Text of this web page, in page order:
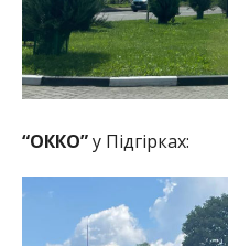
“ОККО”у Підгірках: